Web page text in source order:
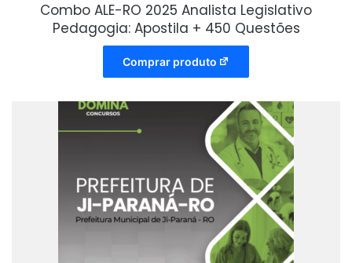
Combo ALE-RO 2025 Analista Legislativo
Pedagogia: Apostila + 450 Questões
Comprar produto